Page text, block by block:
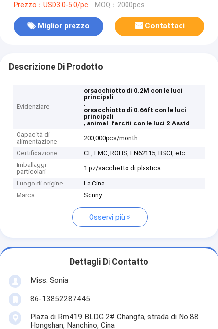
Prezzo：USD3.0-5.0/pc MOQ：2000pcs
Miglior prezzo Contattaci
Descrizione Di Prodotto
Evidenziare
orsacchiotto di 0.2M con le luci
principali
,
orsacchiotto di 0.66ft con le luci
principali
, animali farciti con le luci 2 Asstd
Capacità di
alimentazione
200,000pcs/month
Certificazione
CE, EMC, ROHS, EN62115, BSCI, etc
Imballaggi
particolari
1 pz/sacchetto di plastica
Luogo di origine
La Cina
Marca
Sonny
Osservi più
Dettagli Di Contatto
Miss. Sonia
86-13852287445
Plaza di Rm419 BLDG 2# Changfa, strada di No.88
Hongshan, Nanchino, Cina